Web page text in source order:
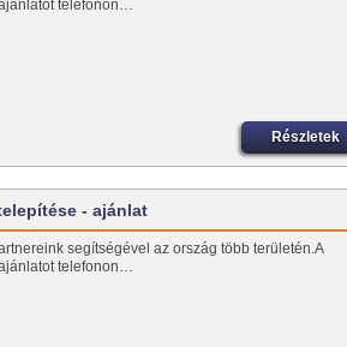
telefonon…
Részletek
- ajánlat
segítségével az ország több területén.A
telefonon…